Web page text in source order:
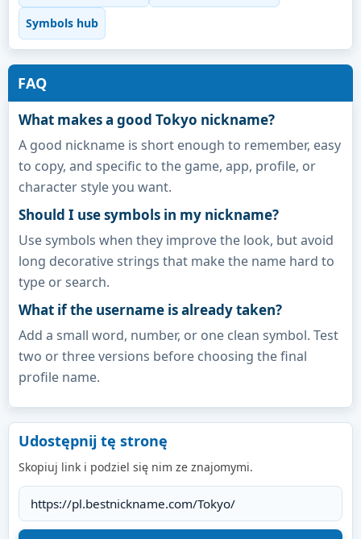
Symbols hub
FAQ
What makes a good Tokyo nickname?
A good nickname is short enough to remember, easy
to copy, and specific to the game, app, profile, or
character style you want.
Should I use symbols in my nickname?
Use symbols when they improve the look, but avoid
long decorative strings that make the name hard to
type or search.
What if the username is already taken?
Add a small word, number, or one clean symbol. Test
two or three versions before choosing the final
profile name.
Udostępnij tę stronę
Skopiuj link i podziel się nim ze znajomymi.